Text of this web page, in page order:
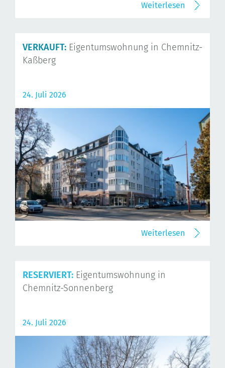
Weiterlesen
VERKAUFT: Eigentumswohnung in Chemnitz-
Kaßberg
24. Juli 2026
Weiterlesen
RESERVIERT: Eigentumswohnung in
Chemnitz-Sonnenberg
24. Juli 2026